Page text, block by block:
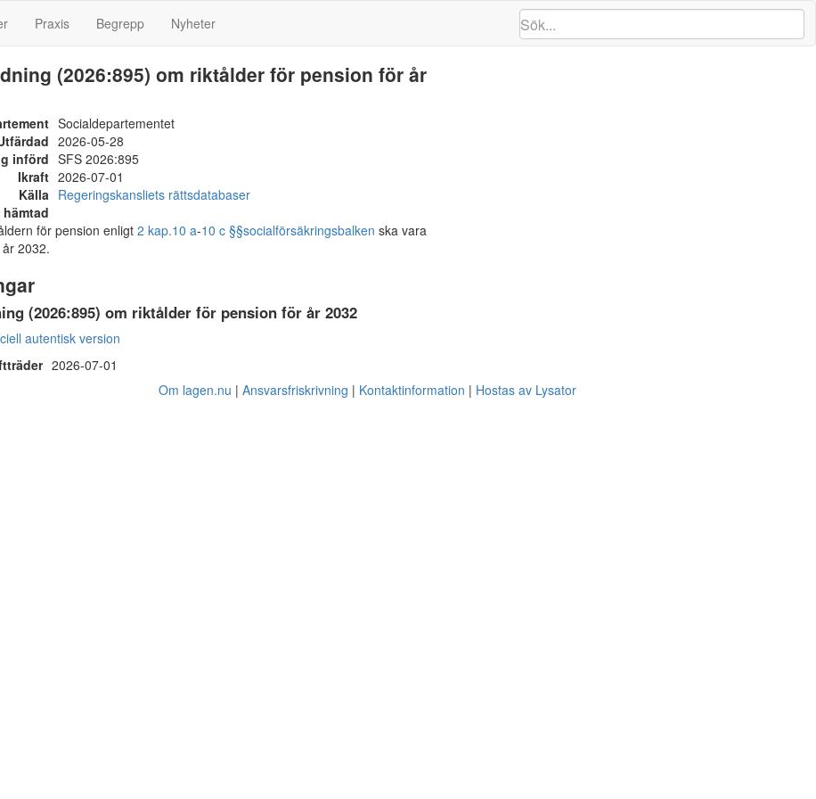
Praxis Begrepp Nyheter
(2026:895) om riktålder för pension för år
Socialdepartementet
2026-05-28
införd SFS 2026:895
Ikraft 2026-07-01
Källa Regeringskansliets rättsdatabaser
för pension enligt 2 kap.10 a-10 c §§socialförsäkringsbalken ska vara
2032.
(2026:895) om riktålder för pension för år 2032
autentisk version
2026-07-01
Om lagen.nu
Ansvarsfriskrivning Kontaktinformation Hostas av Lysator